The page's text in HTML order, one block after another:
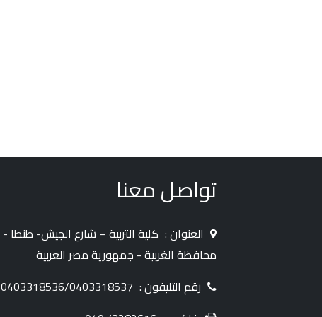
تواصل معنا
العنوان : كلية التربية – شارع الجيش- طنطا -
محافظة الغربية - جمهورية مصر العربية
رقم التليفون : 0403318536/0403318537